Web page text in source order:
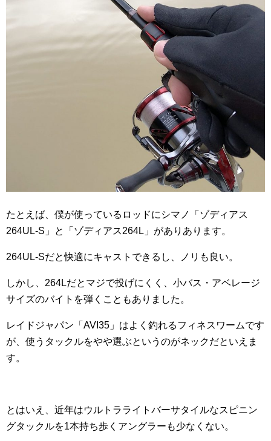
たとえば、僕が使っているロッドにシマノ「ゾディアス
264UL-S」と「ゾディアス264L」がありあります。
264UL-Sだと快適にキャストできるし、ノリも良い。
しかし、264Lだとマジで投げにくく、小バス・アベレージ
サイズのバイトを弾くこともありました。
レイドジャパン「AVI35」はよく釣れるフィネスワームです
が、使うタックルをやや選ぶというのがネックだといえま
す。
とはいえ、近年はウルトラライトバーサタイルなスピニン
グタックルを1本持ち歩くアングラーも少なくない。